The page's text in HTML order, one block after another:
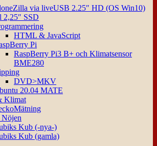
via liveUSB 2.25″ HD (OS Win10)
2,25″ SSD
HTML & JavaScript
Pi
RaspBerry Pi3 B+ och Klimatsensor
BME280
DVD>MKV
20.04 MATE
Klimat
Kub (-nya-)
Kub (gamla)